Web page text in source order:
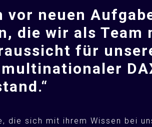
vor neuen
die wir als Team
für
die sich mit ihrem Wissen bei